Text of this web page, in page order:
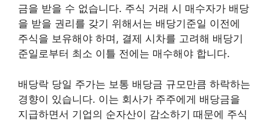
금을 받을 수 없습니다. 주식 거래 시 매수자가 배당
을 받을 권리를 갖기 위해서는 배당기준일 이전에
주식을 보유해야 하며, 결제 시차를 고려해 배당기
준일로부터 최소 이틀 전에는 매수해야 합니다.
배당락 당일 주가는 보통 배당금 규모만큼 하락하는
경향이 있습니다. 이는 회사가 주주에게 배당금을
지급하면서 기업의 순자산이 감소하기 때문에 주식